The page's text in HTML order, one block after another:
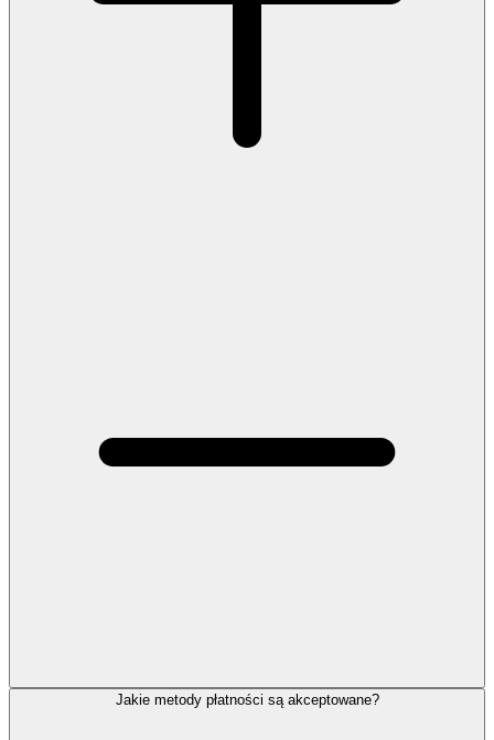
Jakie metody płatności są akceptowane?